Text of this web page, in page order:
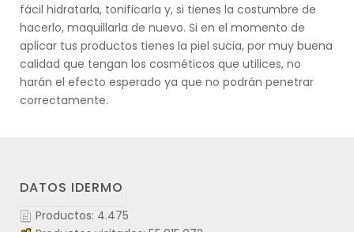
fácil hidratarla, tonificarla y, si tienes la costumbre de
hacerlo, maquillarla de nuevo. Si en el momento de
aplicar tus productos tienes la piel sucia, por muy buena
calidad que tengan los cosméticos que utilices, no
harán el efecto esperado ya que no podrán penetrar
correctamente.
DATOS IDERMO
Productos: 4.475